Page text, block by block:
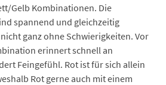
Gelb Kombinationen. Die
spannend und gleichzeitig
ganz ohne Schwierigkeiten. Vor
erinnert schnell an
Feingefühl. Rot ist für sich allein
Rot gerne auch mit einem